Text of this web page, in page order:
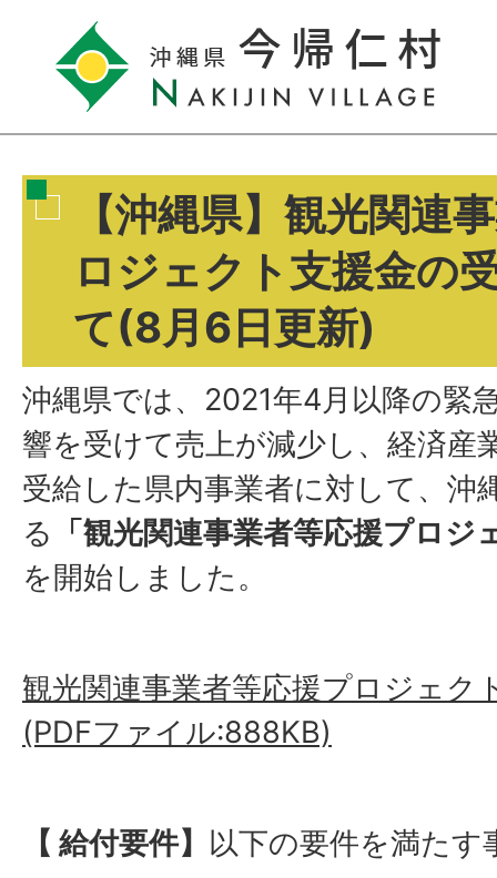
【沖縄県】観光関連
ロジェクト支援金の
て(8月6日更新)
沖縄県では、2021年4月以降の緊
響を受けて売上が減少し、経済産
受給した県内事業者に対して、沖
る
「観光関連事業者等応援プロジ
を開始しました。
観光関連事業者等応援プロジェク
(PDFファイル:888KB)
【 給付要件】 以下の要件を満たす